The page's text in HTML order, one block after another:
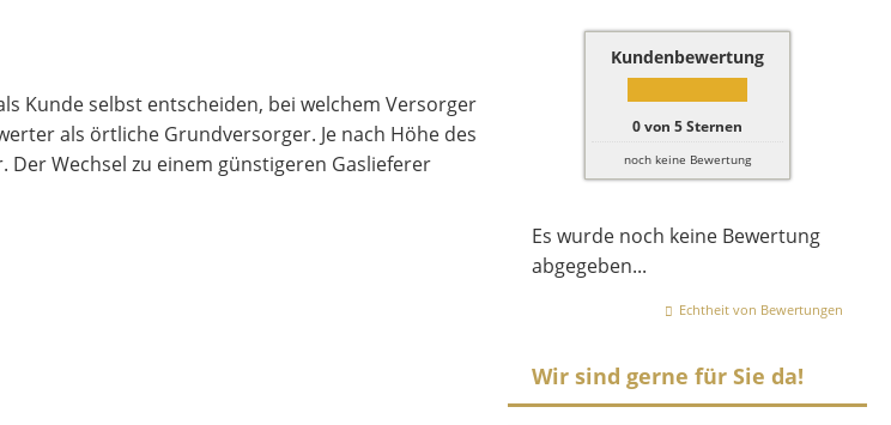
Kundenbewertung
0von 5Sternen
noch keine Bewertung
Es wurde noch keine Bewertung
abgegeben...
Echtheit von Bewertungen
Wir sind gerne für Sie da!
Kunde selbst entscheiden, bei welchem Versorger
als örtliche Grundversorger. Je nach Höhe des
Wechsel zu einem günstigeren Gaslieferer